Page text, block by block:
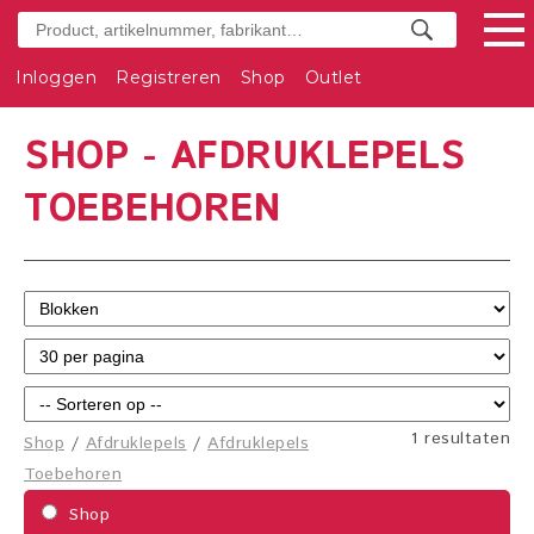
Inloggen Registreren Shop Outlet
SHOP - AFDRUKLEPELS
TOEBEHOREN
1 resultaten
Shop /Afdruklepels/ Afdruklepels
Toebehoren
Shop